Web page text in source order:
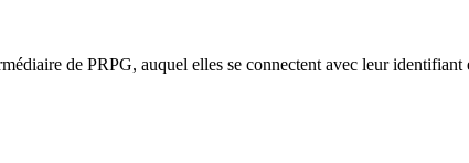
de PRPG, auquel elles se connectent avec leur